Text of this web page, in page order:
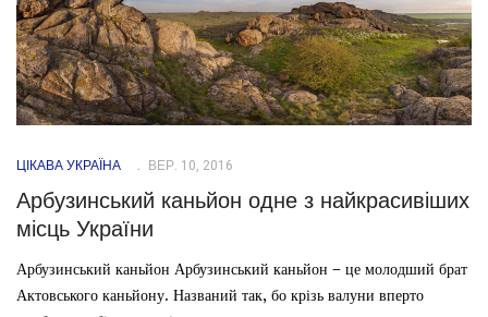
ЦІКАВА УКРАЇНА ВЕР. 10, 2016
Арбузинський каньйон одне з найкрасивіших
місць України
Арбузинський каньйон Арбузинський каньйон – це молодший брат
Актовського каньйону. Названий так, бо крізь валуни вперто